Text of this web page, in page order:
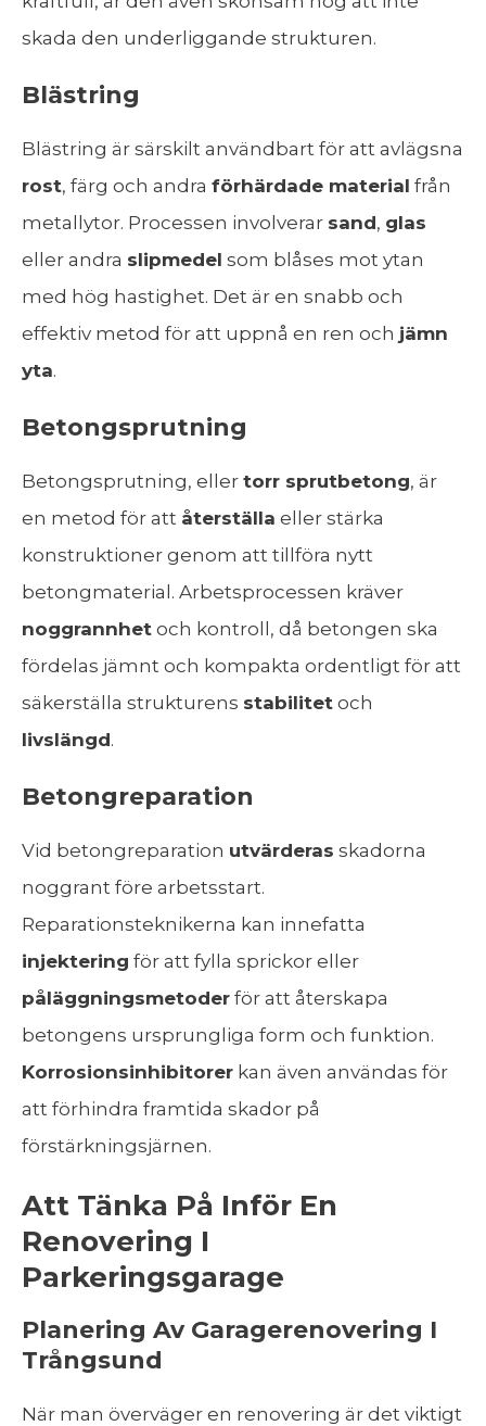
skada den underliggande strukturen.
Blästring
Blästring är särskilt användbart för att avlägsna
rost, färg och andra förhärdade material från
metallytor. Processen involverar sand, glas
eller andra slipmedel som blåses mot ytan
med hög hastighet. Det är en snabb och
effektiv metod för att uppnå en ren och jämn
yta.
Betongsprutning
Betongsprutning, eller torr sprutbetong, är
en metod för att återställa eller stärka
konstruktioner genom att tillföra nytt
betongmaterial. Arbetsprocessen kräver
noggrannhet och kontroll, då betongen ska
fördelas jämnt och kompakta ordentligt för att
säkerställa strukturens stabilitet och
livslängd.
Betongreparation
Vid betongreparation utvärderas skadorna
noggrant före arbetsstart.
Reparationsteknikerna kan innefatta
injektering för att fylla sprickor eller
påläggningsmetoder för att återskapa
betongens ursprungliga form och funktion.
Korrosionsinhibitorer kan även användas för
att förhindra framtida skador på
förstärkningsjärnen.
Att Tänka På Inför En
Renovering I
Parkeringsgarage
Planering Av Garagerenovering I
Trångsund
När man överväger en renovering är det viktigt